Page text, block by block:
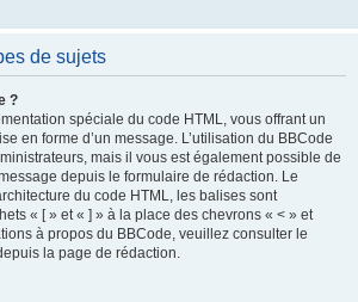
de sujets
?
spéciale du code HTML, vous offrant un
en forme d’un message. L’utilisation du BBCode
mais il vous est également possible de
depuis le formulaire de rédaction. Le
du code HTML, les balises sont
« [ » et « ] » à la place des chevrons « < » et
à propos du BBCode, veuillez consulter le
la page de rédaction.